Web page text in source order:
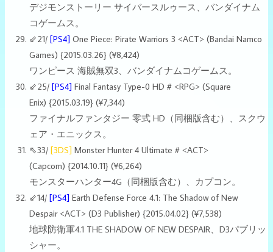
デジモンストーリー サイバースルゥース、バンダイナム
コゲームス。
⇙21/ [PS4] One Piece: Pirate Warriors 3 <ACT> (Bandai Namco
Games) {2015.03.26} (¥8,424)
ワンピース 海賊無双3、バンダイナムコゲームス。
⇙25/ [PS4] Final Fantasy Type-0 HD # <RPG> (Square
Enix) {2015.03.19} (¥7,344)
ファイナルファンタジー 零式 HD（同梱版含む）、スクウ
ェア・エニックス。
⇖33/ [3DS] Monster Hunter 4 Ultimate # <ACT>
(Capcom) {2014.10.11} (¥6,264)
モンスターハンター4G（同梱版含む）、カプコン。
⇙14/ [PS4] Earth Defense Force 4.1: The Shadow of New
Despair <ACT> (D3 Publisher) {2015.04.02} (¥7,538)
地球防衛軍4.1 THE SHADOW OF NEW DESPAIR、D3パブリッ
シャー。